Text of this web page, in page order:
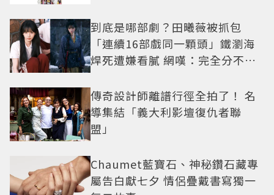
到底是哪部劇？田曦薇被抓包
「連續16部戲同一顆頭」鐵瀏海
焊死遭嫌看膩 網嘆：完全分不出
傳奇設計師離譜行徑全拍了！ 名
導集結「義大利影壇復仇者聯
盟」
Chaumet藍寶石、神秘鑽石藏專
屬告白獻七夕 情侶疊戴書寫獨一